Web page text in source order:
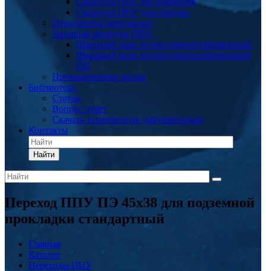
Скорлупа ППУ для отводов
Пенопакеты монтажные
Запорная арматура ППУ
Шаровый кран теплогидроизолированный
Шаровый кран теплогидроизолированный
ОЦ
Промышленные котлы
Библиотека
Статьи
Вопрос ответ
Скачать техническую документацию
Контакты
Найти
Переход ППУ ПЭ 45x38 для подземной
прокладки стандартный
Главная
Каталог
Переходы ППУ